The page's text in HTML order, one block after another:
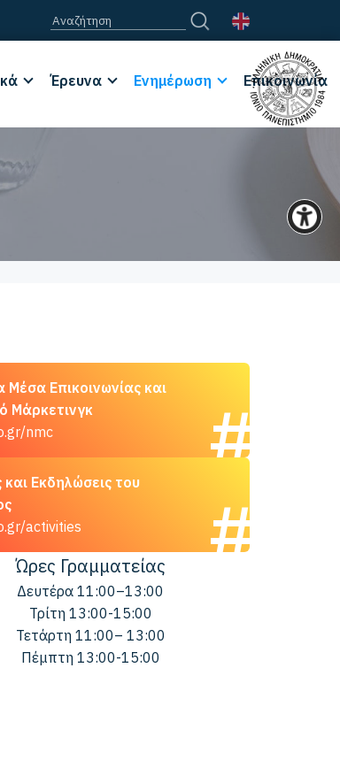
Έρευνα Ενημέρωση Επικοινωνία
Επικοινωνίας και
Μάρκετινγκ
nmc
και Εκδηλώσεις του
activities
Ώρες Γραμματείας
Δευτέρα 11:00–13:00
Τρίτη 13:00-15:00
Τετάρτη 11:00– 13:00
Πέμπτη 13:00-15:00